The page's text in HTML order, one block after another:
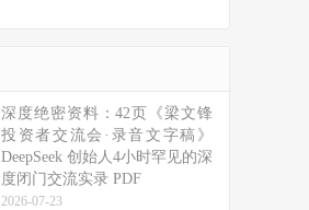
深度绝密资料：42页《梁文锋
投资者交流会·录音文字稿》
DeepSeek 创始人4小时罕见的深
度闭门交流实录 PDF
2026-07-23